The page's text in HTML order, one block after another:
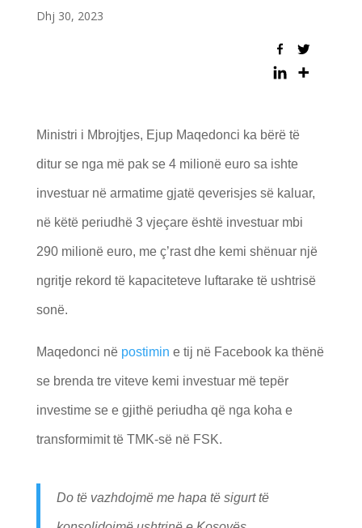
Dhj 30, 2023
Ministri i Mbrojtjes, Ejup Maqedonci ka bërë të
ditur se nga më pak se 4 milionë euro sa ishte
investuar në armatime gjatë qeverisjes së kaluar,
në këtë periudhë 3 vjeçare është investuar mbi
290 milionë euro, me ç’rast dhe kemi shënuar një
ngritje rekord të kapaciteteve luftarake të ushtrisë
sonë.
Maqedonci në postimin e tij në Facebook ka thënë
se brenda tre viteve kemi investuar më tepër
investime se e gjithë periudha që nga koha e
transformimit të TMK-së në FSK.
Do të vazhdojmë me hapa të sigurt të